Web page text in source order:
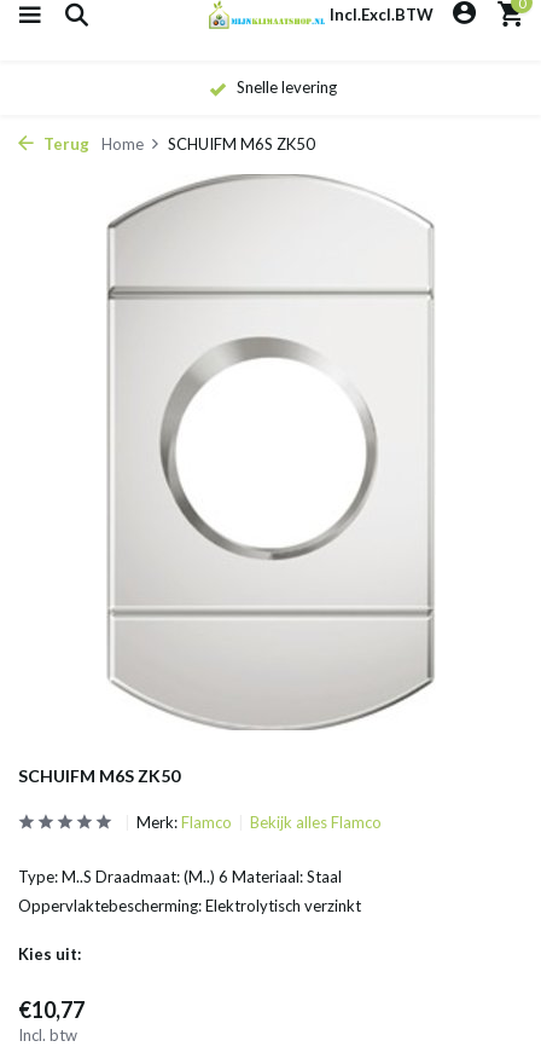
Incl.Excl.BTW
Snelle levering
Terug Home SCHUIFM M6S ZK50
SCHUIFM M6S ZK50
Merk:Flamco Bekijk alles Flamco
Type: M..S Draadmaat: (M..) 6 Materiaal: Staal
Oppervlaktebescherming: Elektrolytisch verzinkt
Kies uit:
€10,77
Incl. btw